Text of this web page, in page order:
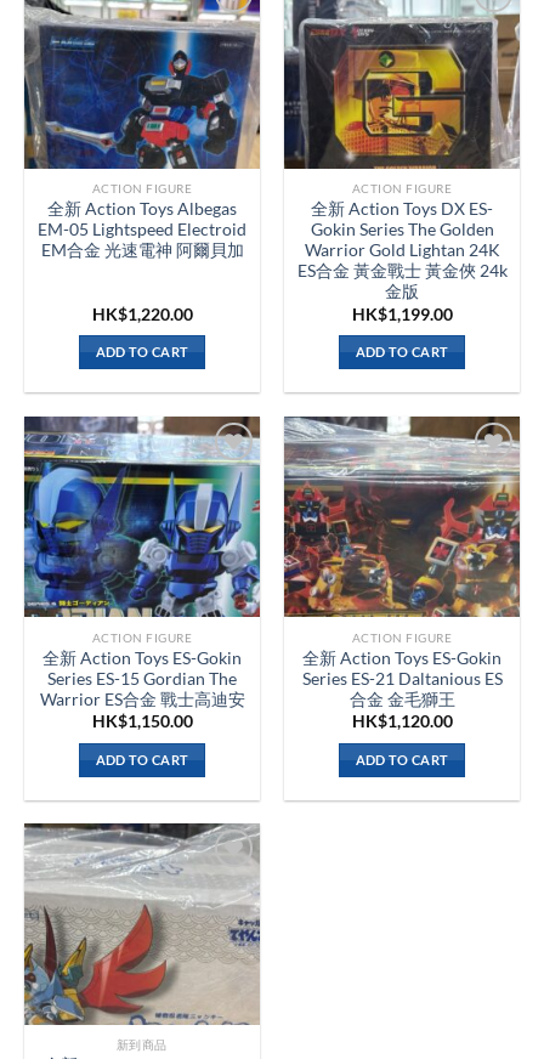
ACTION FIGURE
全新 Action Toys Albegas
EM-05 Lightspeed Electroid
EM合金 光速電神 阿爾貝加
HK$1,220.00
ADD TO CART
ACTION FIGURE
全新 Action Toys DX ES-
Gokin Series The Golden
Warrior Gold Lightan 24K
ES合金 黃金戰士 黃金俠 24k
金版
HK$1,199.00
ADD TO CART
ACTION FIGURE
全新 Action Toys ES-Gokin
Series ES-15 Gordian The
Warrior ES合金 戰士高迪安
HK$1,150.00
ADD TO CART
ACTION FIGURE
全新 Action Toys ES-Gokin
Series ES-21 Daltanious ES
合金 金毛獅王
HK$1,120.00
ADD TO CART
新到商品​